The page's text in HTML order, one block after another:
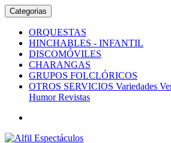
Categorias
ORQUESTAS
HINCHABLES - INFANTIL
DISCOMÓVILES
CHARANGAS
GRUPOS FOLCLÓRICOS
OTROS SERVICIOS Variedades
Humor Revistas